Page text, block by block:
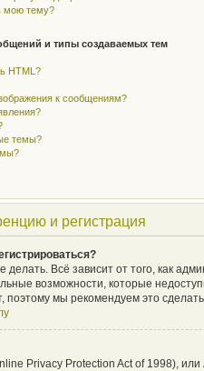
мою тему?
и типы создаваемых тем
HTML?
к сообщениям?
темы?
и регистрация
делать. Всё зависит от того, как
возможности, которые
поэтому мы рекомендуем это
Privacy Protection Act of 1998),